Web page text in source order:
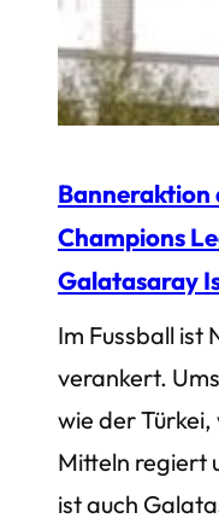
Banneraktion
Champions
Galatasaray
Im Fussball ist
verankert.
wie der
Mitteln regiert
ist auch